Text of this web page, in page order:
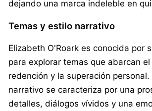
dejando una marca indeleble en
Temas y estilo narrativo
Elizabeth O'Roark es conocida por
para explorar temas que abarcan
redención y la superación personal.
narrativo se caracteriza por una
detalles, diálogos vívidos y una